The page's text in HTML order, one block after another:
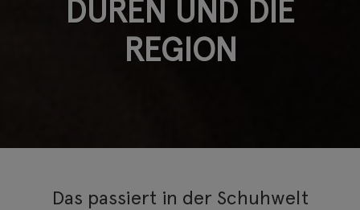
DÜREN UND DIE
REGION
Das passiert in der Schuhwelt